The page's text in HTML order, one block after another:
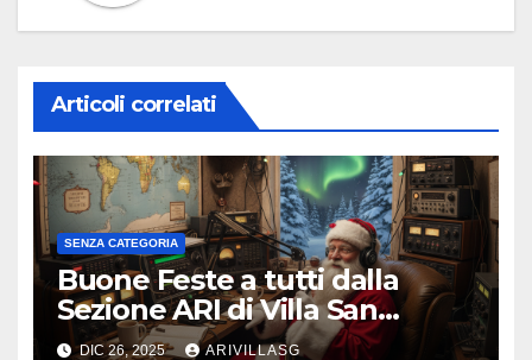
Articoli correlati
SENZA CATEGORIA
Buone Feste a tutti dalla
Sezione ARI di Villa San
Giovanni !!!
DIC 26, 2025 ARIVILLASG